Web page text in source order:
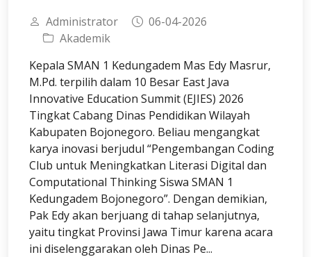
Administrator
06-04-2026
Akademik
Kepala SMAN 1 Kedungadem Mas Edy Masrur,
M.Pd. terpilih dalam 10 Besar East Java
Innovative Education Summit (EJIES) 2026
Tingkat Cabang Dinas Pendidikan Wilayah
Kabupaten Bojonegoro. Beliau mengangkat
karya inovasi berjudul “Pengembangan Coding
Club untuk Meningkatkan Literasi Digital dan
Computational Thinking Siswa SMAN 1
Kedungadem Bojonegoro”. Dengan demikian,
Pak Edy akan berjuang di tahap selanjutnya,
yaitu tingkat Provinsi Jawa Timur karena acara
ini diselenggarakan oleh Dinas Pe...